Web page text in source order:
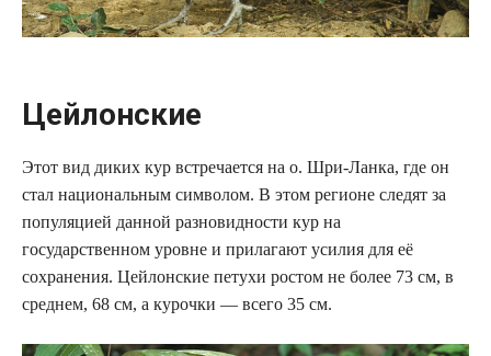
Цейлонские
Этот вид диких кур встречается на о. Шри-Ланка, где он
стал национальным символом. В этом регионе следят за
популяцией данной разновидности кур на
государственном уровне и прилагают усилия для её
сохранения. Цейлонские петухи ростом не более 73 см, в
среднем, 68 см, а курочки — всего 35 см.